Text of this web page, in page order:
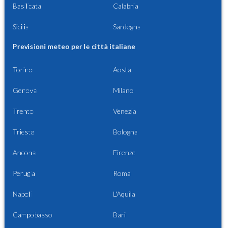
Basilicata Calabria
Sicilia Sardegna
Previsioni meteo per le città italiane
Torino Aosta
Genova Milano
Trento Venezia
Trieste Bologna
Ancona Firenze
Perugia Roma
Napoli L'Aquila
Campobasso Bari